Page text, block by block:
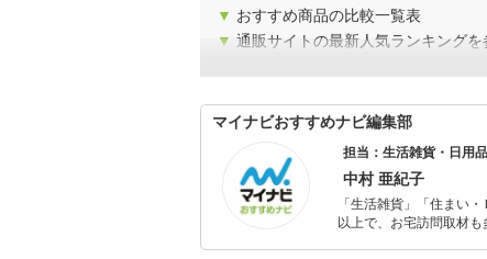
▼ おすすめ商品の比較一覧表
▼ 通販サイトの最新人気ランキングを
マイナビおすすめナビ編集部
担当：生活雑貨・日用
中村 亜紀子
「生活雑貨」「住まい
以上で、お宅訪問取材